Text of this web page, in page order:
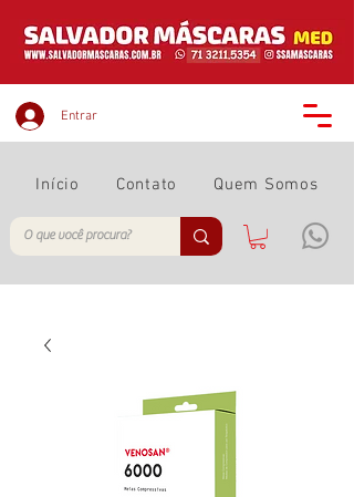
Início Contato Quem Somos
Entrar